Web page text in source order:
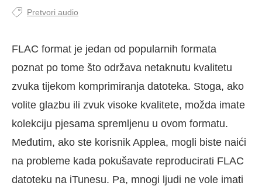
Pretvori audio
FLAC format je jedan od popularnih formata
poznat po tome što održava netaknutu kvalitetu
zvuka tijekom komprimiranja datoteka. Stoga, ako
volite glazbu ili zvuk visoke kvalitete, možda imate
kolekciju pjesama spremljenu u ovom formatu.
Međutim, ako ste korisnik Applea, mogli biste naići
na probleme kada pokušavate reproducirati FLAC
datoteku na iTunesu. Pa, mnogi ljudi ne vole imati